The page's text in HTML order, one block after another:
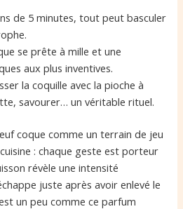
de 5 minutes, tout peut basculer
se prête à mille et une
aux plus inventives.
la coquille avec la pioche à
savourer… un véritable rituel.
coque comme un terrain de jeu
: chaque geste est porteur
révèle une intensité
juste après avoir enlevé le
un peu comme ce parfum